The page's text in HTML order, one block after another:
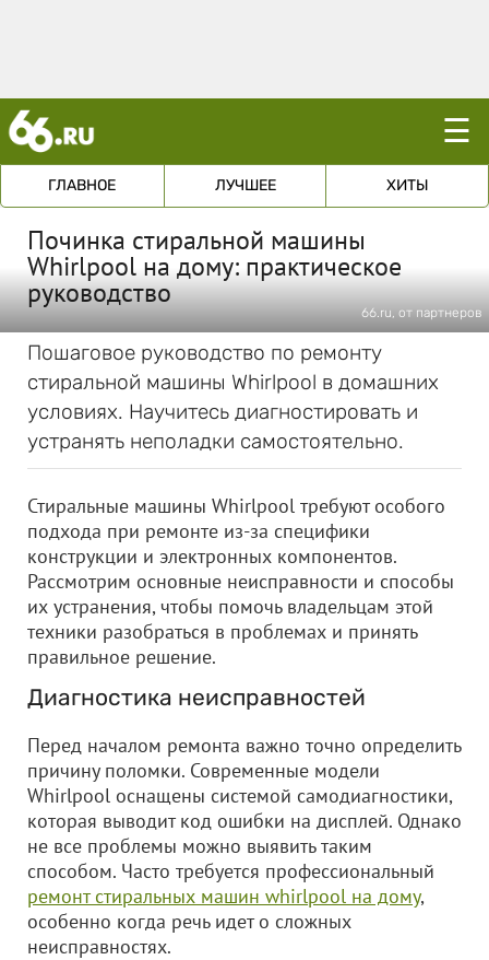
☰
ГЛАВНОЕ ЛУЧШЕЕ ХИТЫ
Починка стиральной машины
Whirlpool на дому: практическое
руководство
66.ru, от партнеров
Пошаговое руководство по ремонту
стиральной машины Whirlpool в домашних
условиях. Научитесь диагностировать и
устранять неполадки самостоятельно.
Стиральные машины Whirlpool требуют особого
подхода при ремонте из-за специфики
конструкции и электронных компонентов.
Рассмотрим основные неисправности и способы
их устранения, чтобы помочь владельцам этой
техники разобраться в проблемах и принять
правильное решение.
Диагностика неисправностей
Перед началом ремонта важно точно определить
причину поломки. Современные модели
Whirlpool оснащены системой самодиагностики,
которая выводит код ошибки на дисплей. Однако
не все проблемы можно выявить таким
способом. Часто требуется профессиональный
ремонт стиральных машин whirlpool на дому,
особенно когда речь идет о сложных
неисправностях.